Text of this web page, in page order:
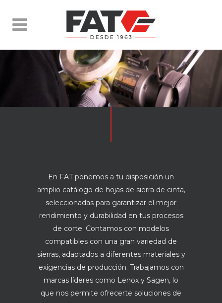
En FAT ponemos a tu disposición un
amplio catálogo de hojas de sierra de cinta,
seleccionadas para garantizar el mejor
rendimiento y durabilidad en tus procesos
de corte. Contamos con modelos
compatibles con una gran variedad de
sierras, adaptados a diferentes materiales y
exigencias de producción. Trabajamos con
marcas líderes como Lenox y Sagen, lo
que nos permite ofrecerte soluciones de